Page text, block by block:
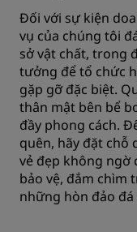
Đối với sự kiện
vụ của chúng tôi
sở vật chất, trong
tưởng để tổ chức
gặp gỡ đặc biệt.
thân mật bên bể
đầy phong cách.
quên, hãy đặt chỗ
vẻ đẹp không ngờ
bảo vệ, đắm chìm
những hòn đảo